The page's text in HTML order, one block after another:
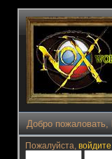
Добро пожаловать,
Пожалуйста, войдите